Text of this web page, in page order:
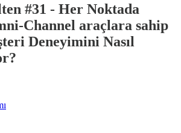
#31 - Her Noktada
Channel araçlara sahip
Deneyimini Nasıl